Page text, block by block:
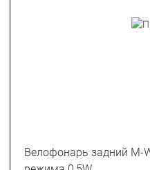
Велофонарь задний M-